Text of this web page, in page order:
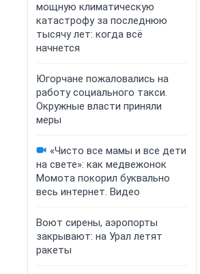
мощную климатическую
катастрофу за последнюю
тысячу лет: когда всё
начнется
Югорчане пожаловались на
работу социального такси.
Окружные власти приняли
меры
«Чисто все мамы и все дети
на свете»: как медвежонок
Момота покорил буквально
весь интернет. Видео
Воют сирены, аэропорты
закрывают: на Урал летят
ракеты